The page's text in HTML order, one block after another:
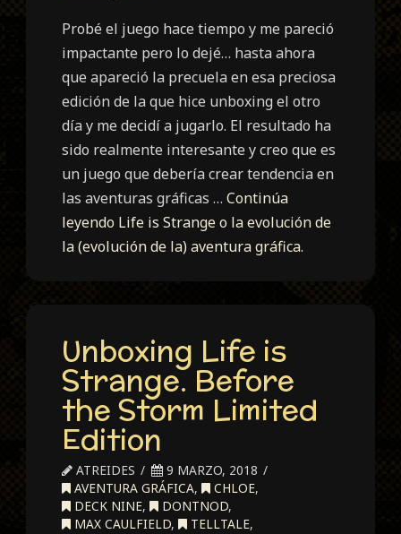
Probé el juego hace tiempo y me pareció
impactante pero lo dejé… hasta ahora
que apareció la precuela en esa preciosa
edición de la que hice unboxing el otro
día y me decidí a jugarlo. El resultado ha
sido realmente interesante y creo que es
un juego que debería crear tendencia en
las aventuras gráficas …Continúa
leyendo Life is Strange o la evolución de
la (evolución de la) aventura gráfica.
Unboxing Life is
Strange. Before
the Storm Limited
Edition
ATREIDES
9 MARZO, 2018
AVENTURA GRÁFICA, CHLOE,
DECK NINE, DONTNOD,
MAX CAULFIELD, TELLTALE,